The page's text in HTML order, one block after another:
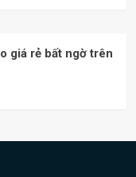
giá rẻ bất ngờ trên